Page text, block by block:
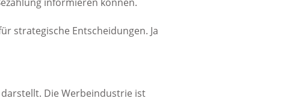
informieren können.
strategische Entscheidungen. Ja
Die Werbeindustrie ist